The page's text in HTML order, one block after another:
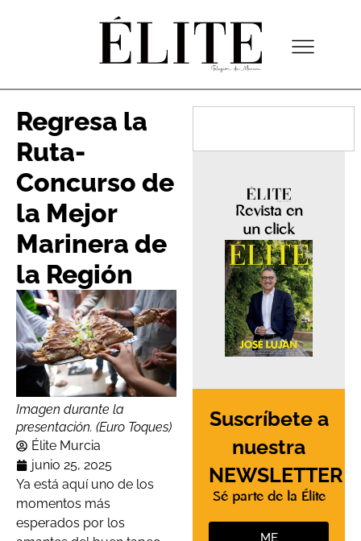
Regresa la
Ruta-
Concurso de
la Mejor
Marinera de
la Región
Imagen durante la
presentación. (Euro Toques)
Élite Murcia
junio 25, 2025
Ya está aquí uno de los
momentos más
esperados por los
Revista en
un click
Suscríbete a
nuestra
NEWSLETTER
Sé parte de la Élite
ME